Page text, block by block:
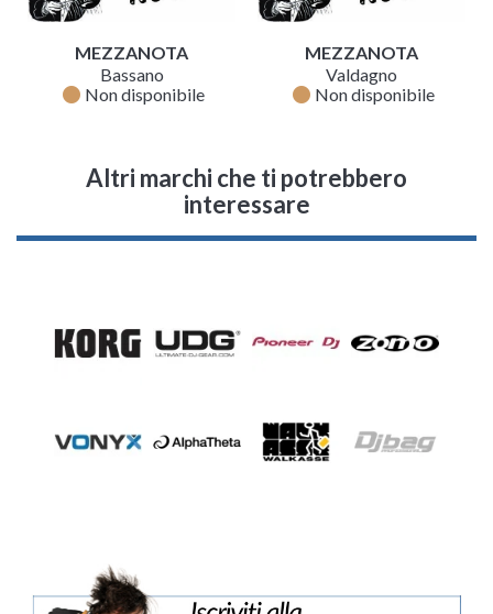
MEZZANOTA
Bassano
fiber_manual_record Non disponibile
MEZZANOTA
Valdagno
fiber_manual_record Non disponibile
Altri marchi che ti potrebbero
interessare